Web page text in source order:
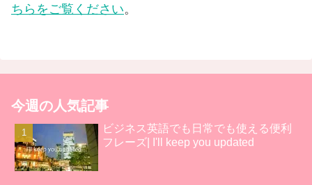
ちらをご覧ください。
今週の人気記事
ビジネス英語でも日常でも使える便利
フレーズ| I'll keep you updated